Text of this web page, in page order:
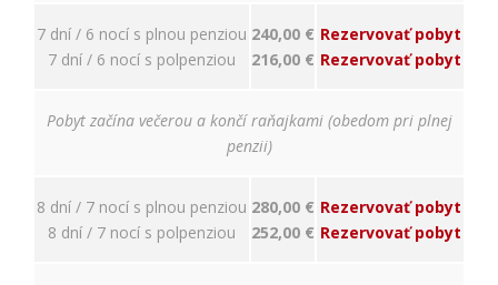
7 dní / 6 nocí s plnou penziou
7 dní / 6 nocí s polpenziou
240,00 €
216,00 €
Rezervovať pobyt
Rezervovať pobyt
Pobyt začína večerou a končí raňajkami (obedom pri plnej
penzii)
8 dní / 7 nocí s plnou penziou
8 dní / 7 nocí s polpenziou
280,00 €
252,00 €
Rezervovať pobyt
Rezervovať pobyt
oprávnený
záujem
Štatistiky
porozumieť,
návštevníci